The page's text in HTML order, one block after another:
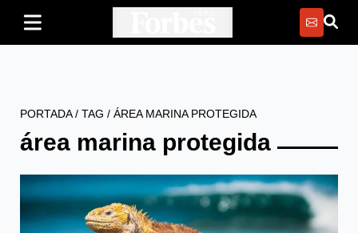
PORTADA/ TAG / ÁREA MARINA PROTEGIDA
área marina protegida